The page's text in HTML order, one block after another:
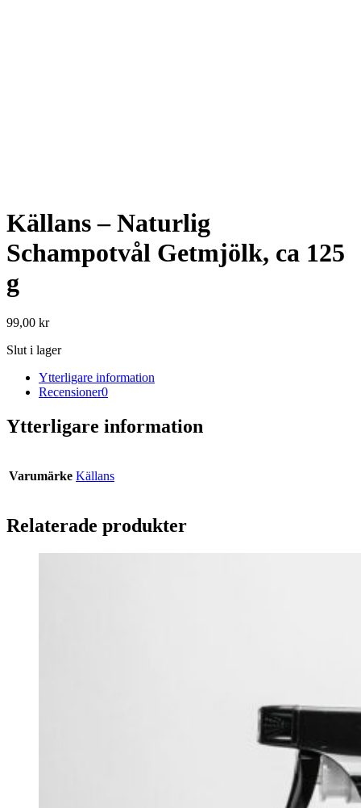
Källans – Naturlig
Schampotvål Getmjölk, ca 125
g
99,00 kr
Slut i lager
Ytterligare information
Recensioner0
Ytterligare information
Varumärke Källans
Relaterade produkter